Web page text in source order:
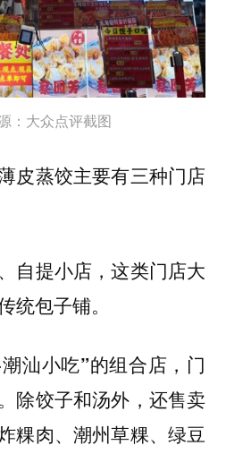
：大众点评截图
皮蒸饺主要有三种门店
自提小店 ，这类门店大
统包子铺。
汕小吃”的组合店 ，门
除饺子和汤外，还售卖
粿肉、潮州草粿、绿豆